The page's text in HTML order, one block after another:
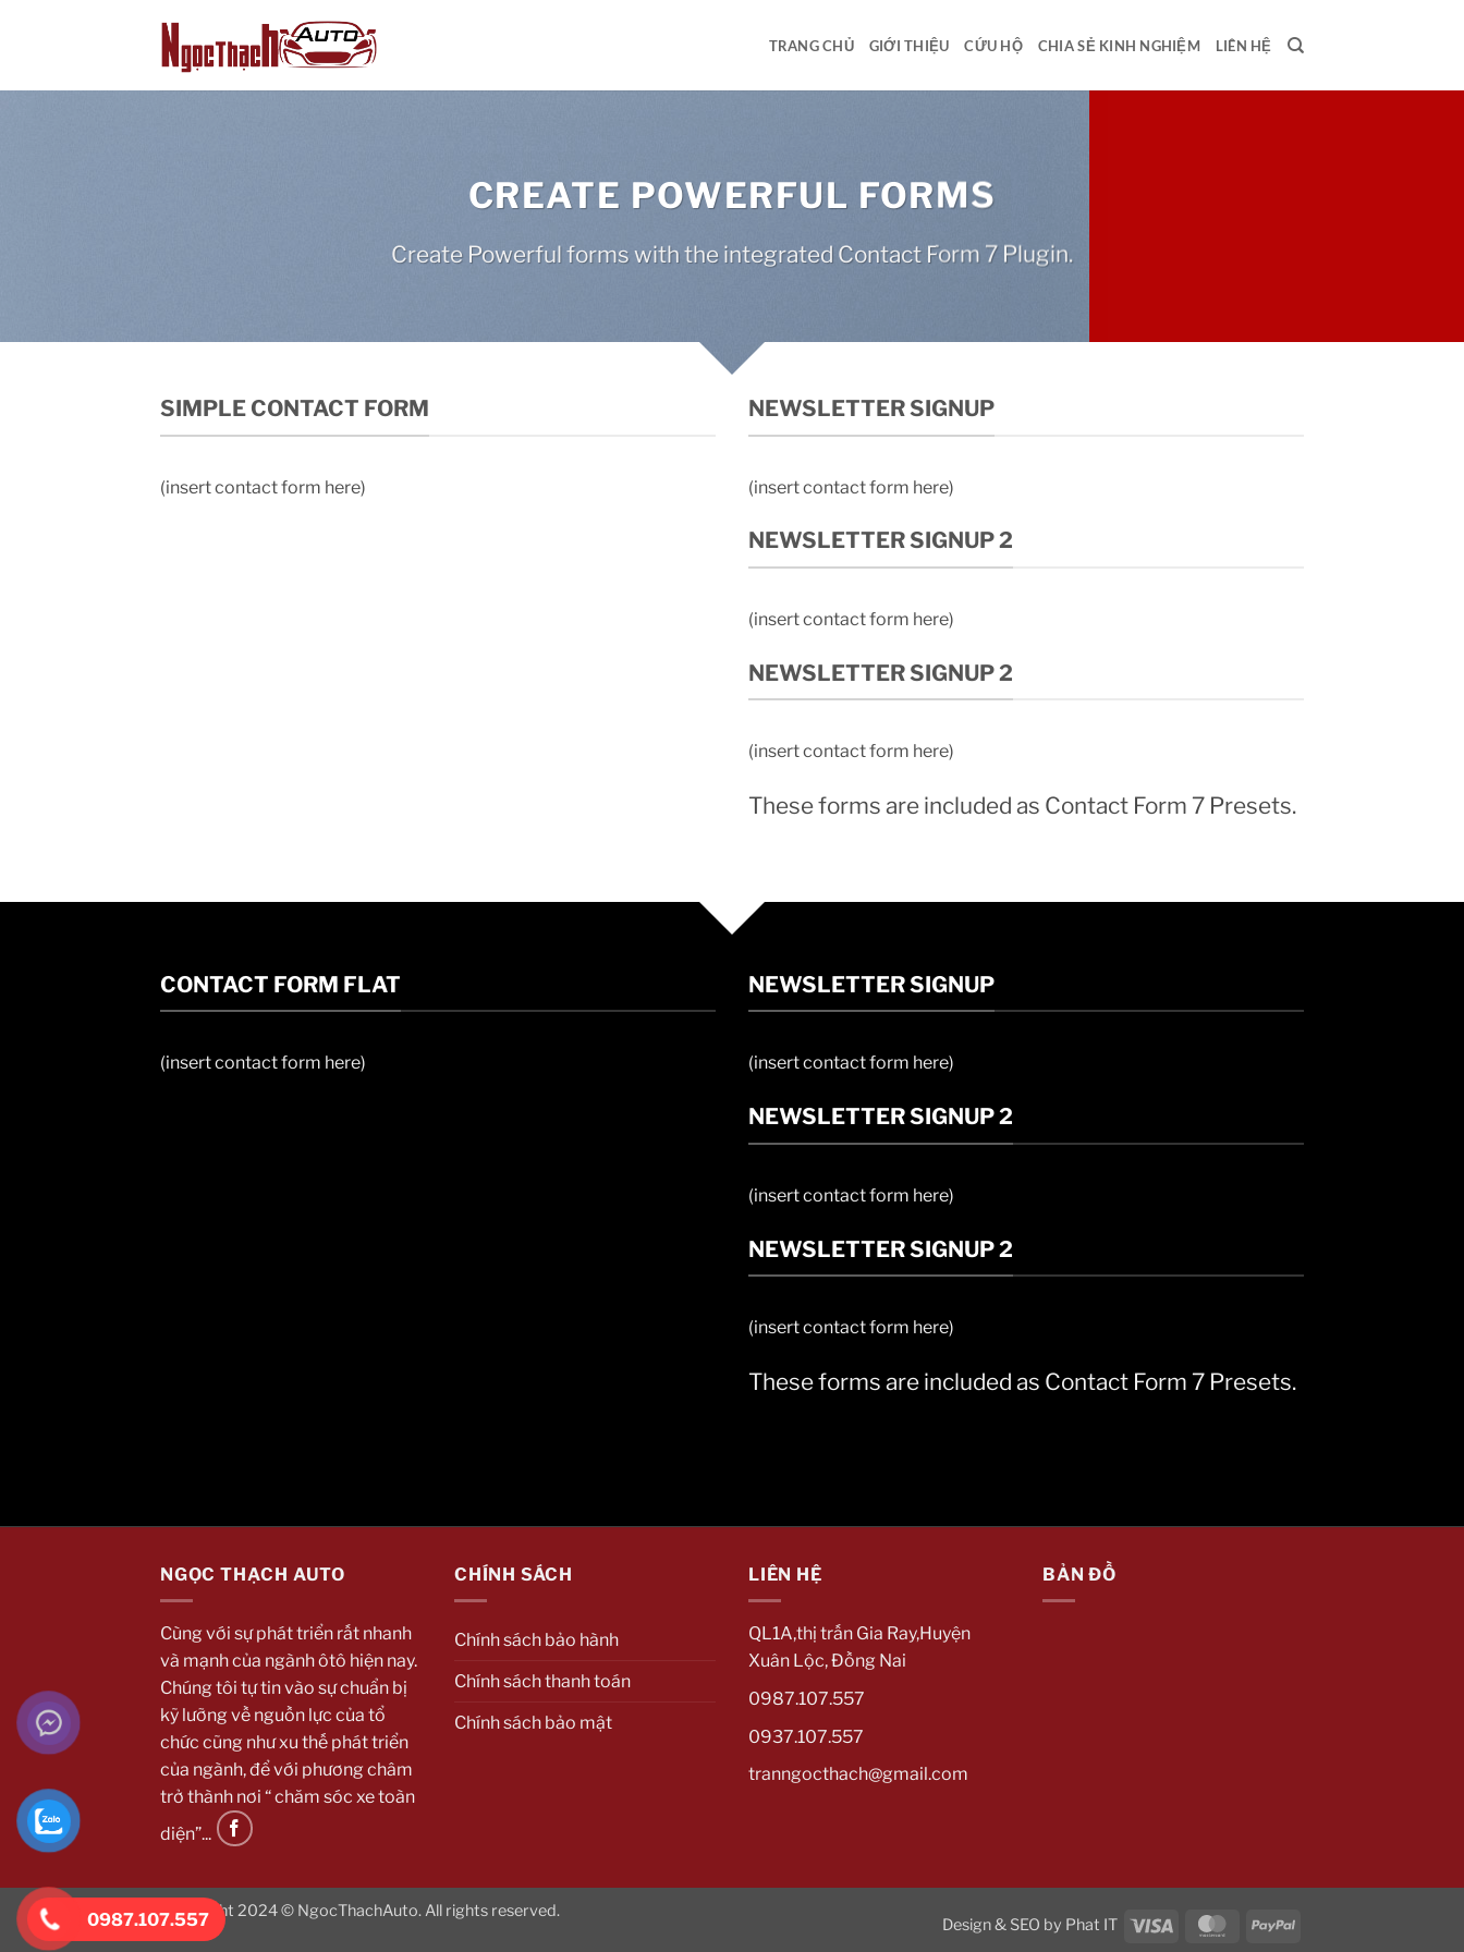
TRANG CHỦ GIỚI THIỆU CỨU HỘ CHIA SẺ KINH NGHIỆM LIÊN HỆ
CREATE POWERFUL FORMS
Create Powerful forms with the integrated Contact Form 7 Plugin.
SIMPLE CONTACT FORM
(insert contact form here)
NEWSLETTER SIGNUP
(insert contact form here)
NEWSLETTER SIGNUP 2
(insert contact form here)
NEWSLETTER SIGNUP 2
(insert contact form here)
These forms are included as Contact Form 7 Presets.
CONTACT FORM FLAT
(insert contact form here)
NEWSLETTER SIGNUP
(insert contact form here)
NEWSLETTER SIGNUP 2
(insert contact form here)
NEWSLETTER SIGNUP 2
(insert contact form here)
These forms are included as Contact Form 7 Presets.
NGỌC THẠCH AUTO
Cùng với sự phát triển rất nhanh
và mạnh của ngành ôtô hiện nay.
Chúng tôi tự tin vào sự chuẩn bị
kỹ lưỡng về nguồn lực của tổ
chức cũng như xu thế phát triển
của ngành, để với phương châm
trở thành nơi “ chăm sóc xe toàn
diện”...
CHÍNH SÁCH
Chính sách bảo hành
Chính sách thanh toán
Chính sách bảo mật
LIÊN HỆ
QL1A,thị trấn Gia Ray,Huyện
Xuân Lộc, Đồng Nai
0987.107.557
0937.107.557
tranngocthach@gmail.com
BẢN ĐỒ
Design & SEO by Phat IT Visa MasterCardPayPal
Copyright 2024 © NgocThachAuto. All rights reserved.
0987.107.557